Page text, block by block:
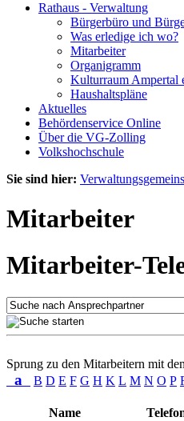
Rathaus - Verwaltung
Bürgerbüro und
Was erledige ich wo?
Mitarbeiter
Organigramm
Kulturraum Ampertal
Haushaltspläne
Aktuelles
Behördenservice Online
Über die VG-Zolling
Volkshochschule
Sie sind hier:
Mitarbeiter
Mitarbeiter-
Sprung zu den Mitarbeitern mit
a B D E F G H K L M N O P
Name